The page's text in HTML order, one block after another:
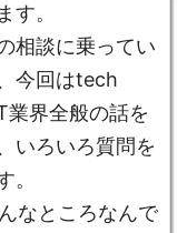
す。
相談に乗ってい
今回はtech
界全般の話を
いろいろ質問を
。
なところなんで